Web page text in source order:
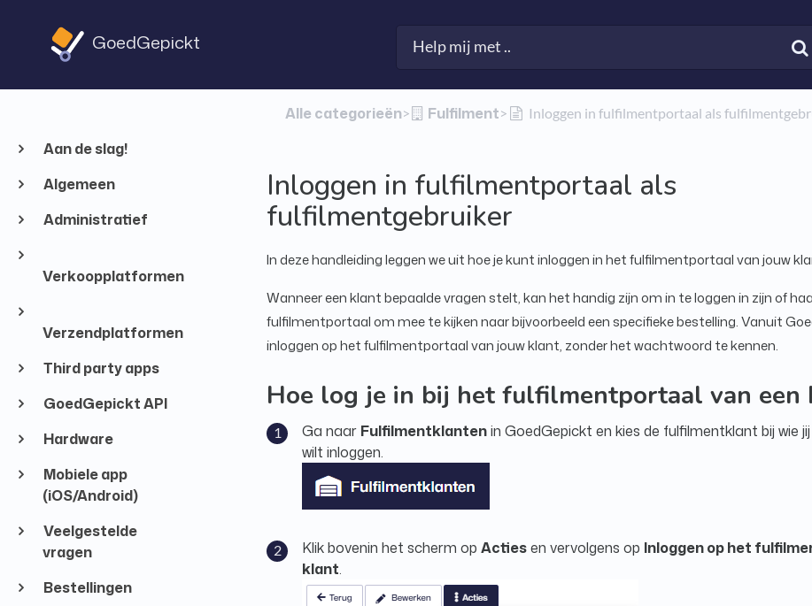
GoedGepickt
Aan de slag!
Algemeen
Administratief
Verkoopplatformen
Verzendplatformen
Third party apps
GoedGepickt API
Hardware
Mobiele app
(iOS/Android)
Veelgestelde
vragen
Bestellingen
Alle categorieën​>​ ​Fulfilment​>​ Inloggen in fulfilmentportaal als
Inloggen in fulfilmentportaal als
fulfilmentgebruiker
In deze handleiding leggen we uit hoe je kunt inloggen in het fulfilmentportaal van jouw
Wanneer een klant bepaalde vragen stelt, kan het handig zijn om in te loggen in zijn of
fulfilmentportaal om mee te kijken naar bijvoorbeeld een specifieke bestelling. Vanuit
inloggen op het fulfilmentportaal van jouw klant, zonder het wachtwoord te kennen.
Hoe log je in bij het fulfilmentportaal van een
Ga naar Fulfilmentklantenin GoedGepickt en kies de fulfilmentklant bij wie
wilt inloggen.
Klik bovenin het scherm op Actiesen vervolgens op Inloggen op het
klant.